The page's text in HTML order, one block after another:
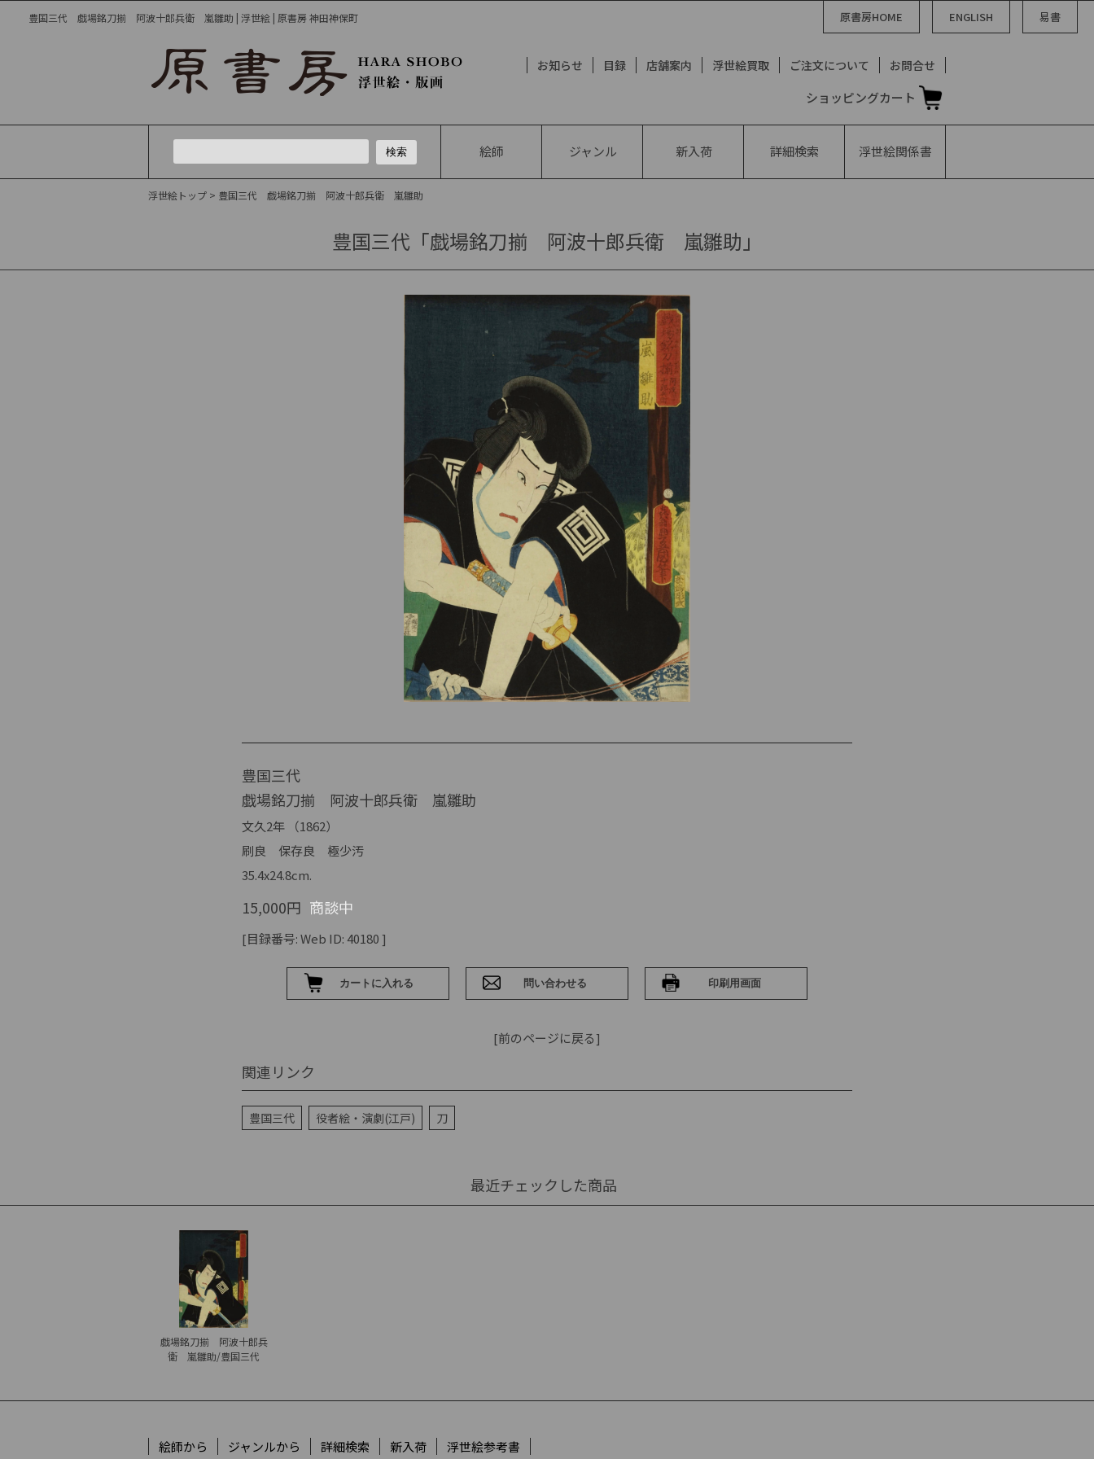
豊国三代 戯場銘刀揃 阿波十郎兵衛 嵐雛助 | 浮世絵 | 原書房 神田神保町 原書房HOME ENGLISH 易書
お知らせ 目録 店舗案内 浮世絵買取 ご注文について お問合せ
ショッピングカート
絵師 ジャンル 新入荷 詳細検索 浮世絵関係書
浮世絵トップ > 豊国三代 戯場銘刀揃 阿波十郎兵衛 嵐雛助
豊国三代「戯場銘刀揃 阿波十郎兵衛 嵐雛助」
豊国三代
戯場銘刀揃 阿波十郎兵衛 嵐雛助
文久2年 （1862）
刷良 保存良 極少汚
35.4x24.8cm.
15,000円 商談中
[目録番号: Web ID: 40180 ]
[前のページに戻る]
関連リンク
豊国三代 役者絵・演劇(江戸) 刀
最近チェックした商品
戯場銘刀揃 阿波十郎兵
衛 嵐雛助/豊国三代
絵師から ジャンルから 詳細検索 新入荷 浮世絵参考書